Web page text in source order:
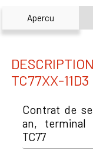
Apercu
TC77XX-
Contrat de
an, terminal
TC77